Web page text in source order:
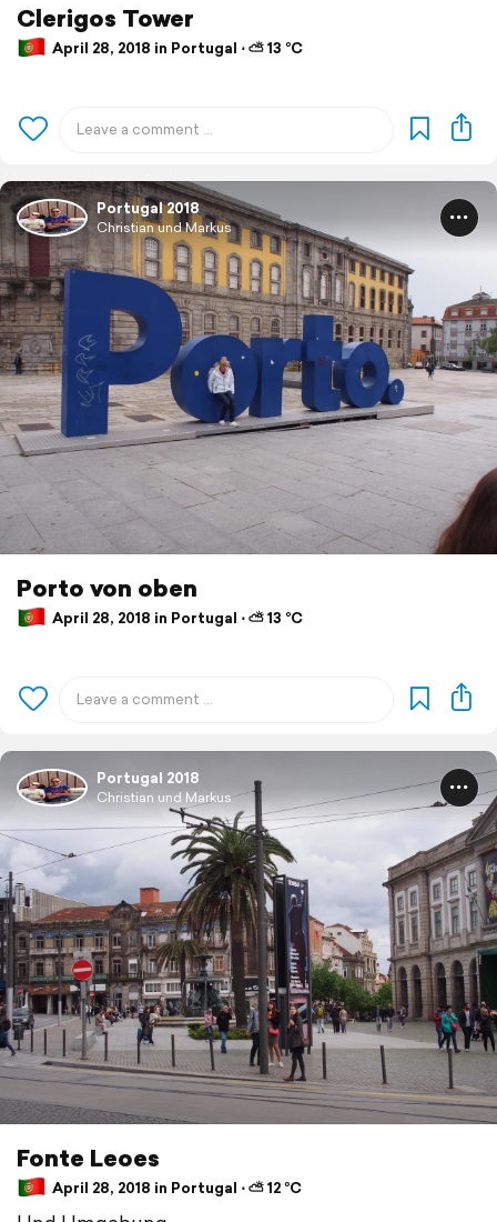
Clerigos Tower
April 28, 2018 in Portugal ⋅ ⛅ 13 °C
Portugal 2018
Christian und Markus
Porto von oben
April 28, 2018 in Portugal ⋅ ⛅ 13 °C
Portugal 2018
Christian und Markus
Fonte Leoes
April 28, 2018 in Portugal ⋅ ⛅ 12 °C